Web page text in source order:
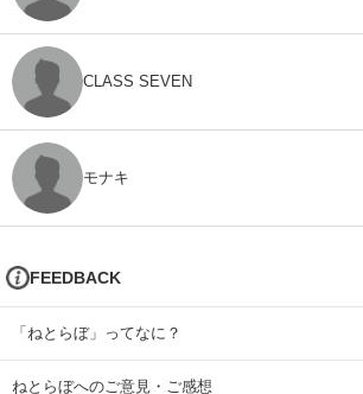
CLASS SEVEN
モナキ
FEEDBACK
「ねとらぼ」ってなに？
ねとらぼへのご意見・ご感想